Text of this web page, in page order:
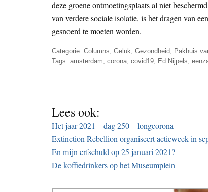
deze groene ontmoetingsplaats al niet
van verdere sociale isolatie, is het dragen van
gesnoerd te moeten worden.
Categorie: Columns, Geluk, Gezondheid, Pakhuis
Tags: amsterdam, corona, covid19, Ed Nijpels,
Lees ook:
Het jaar 2021 – dag 250 – longcorona
Extinction Rebellion organiseert actieweek in
En mijn erfschuld op 25 januari 2021?
De koffiedrinkers op het Museumplein